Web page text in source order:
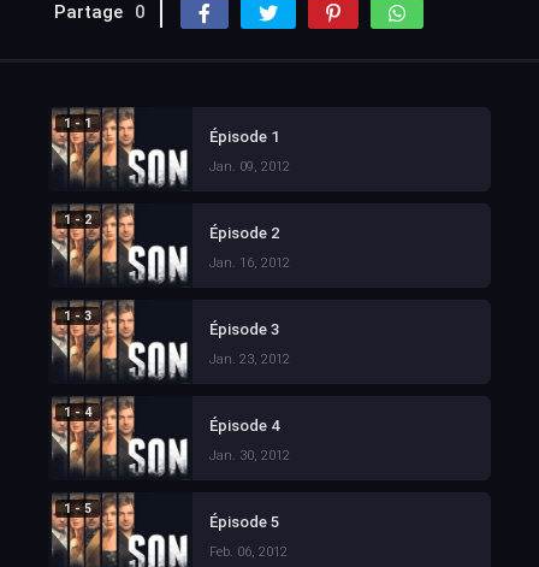
Partage 0
1 - 1
Épisode 1
Jan. 09, 2012
1 - 2
Épisode 2
Jan. 16, 2012
1 - 3
Épisode 3
Jan. 23, 2012
1 - 4
Épisode 4
Jan. 30, 2012
1 - 5
Épisode 5
Feb. 06, 2012